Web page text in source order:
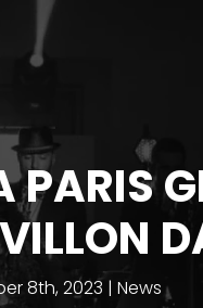
PARIS
8th, 2023 News